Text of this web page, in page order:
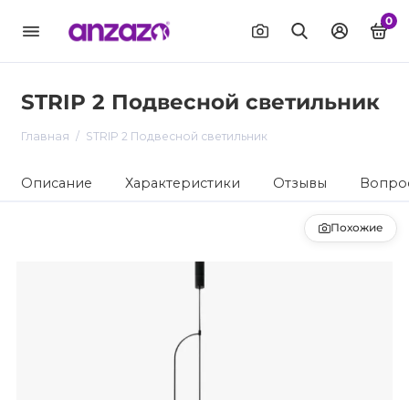
0
STRIP 2 Подвесной светильник
Главная STRIP 2 Подвесной светильник
Описание Характеристики Отзывы
Похожие